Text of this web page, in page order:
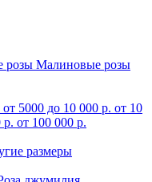
розы Малиновые розы
от 5000 до 10 000 р. от 10
р. от 100 000 р.
размеры